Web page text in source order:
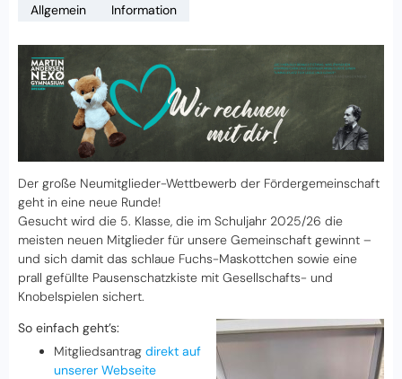
Allgemein Information
Der große Neumitglieder-Wettbewerb der Fördergemeinschaft
geht in eine neue Runde!
Gesucht wird die 5. Klasse, die im Schuljahr 2025/26 die
meisten neuen Mitglieder für unsere Gemeinschaft gewinnt –
und sich damit das schlaue Fuchs-Maskottchen sowie eine
prall gefüllte Pausenschatzkiste mit Gesellschafts- und
Knobelspielen sichert.
So einfach geht’s:
Mitgliedsantrag direkt auf
unserer Webseite